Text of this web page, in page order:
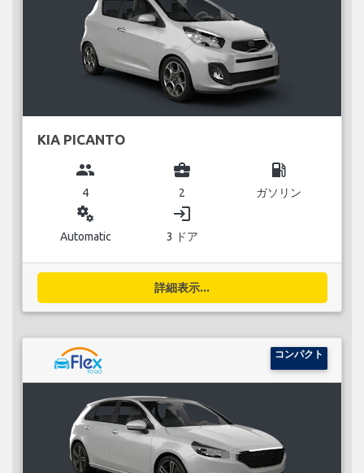
KIA PICANTO
group
4
business_center
2
local_gas_station
ガソリン
miscellaneous_services
Automatic
login
3 ドア
詳細表示...
コンパクト